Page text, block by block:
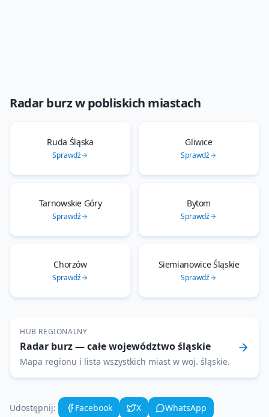
Radar burzw pobliskich miastach
Ruda Śląska
Sprawdź
Gliwice
Sprawdź
Tarnowskie Góry
Sprawdź
Bytom
Sprawdź
Chorzów
Sprawdź
Siemianowice Śląskie
Sprawdź
HUB REGIONALNY
Radar burz— całe województwośląskie
Mapa regionu i lista wszystkich miast w woj. śląskie.
Udostępnij: Facebook X
WhatsApp